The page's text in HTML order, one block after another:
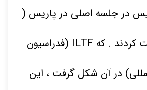
در جلسه اصلی در پاریس (
کردند
. که ILTF (فدراسیون
در آن شکل گرفت ، این